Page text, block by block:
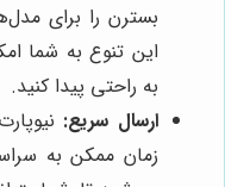
بسترن را برای
این تنوع به شما
به راحتی پیدا کنید.
ارسال سریع:
زمان ممکن به